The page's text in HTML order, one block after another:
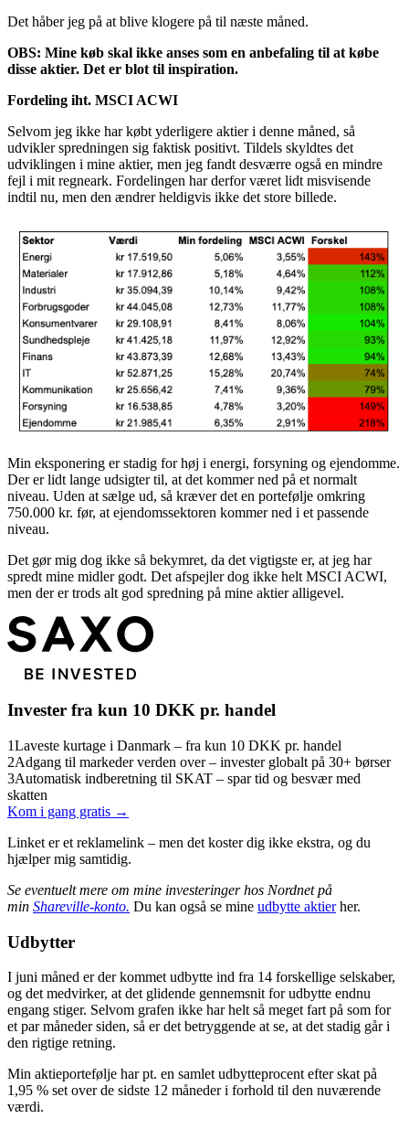
Det håber jeg på at blive klogere på til næste måned.
OBS: Mine køb skal ikke anses som en anbefaling til at købe
disse aktier. Det er blot til inspiration.
Fordeling iht. MSCI ACWI
Selvom jeg ikke har købt yderligere aktier i denne måned, så
udvikler spredningen sig faktisk positivt. Tildels skyldtes det
udviklingen i mine aktier, men jeg fandt desværre også en mindre
fejl i mit regneark. Fordelingen har derfor været lidt misvisende
indtil nu, men den ændrer heldigvis ikke det store billede.
Min eksponering er stadig for høj i energi, forsyning og ejendomme.
Der er lidt lange udsigter til, at det kommer ned på et normalt
niveau. Uden at sælge ud, så kræver det en portefølje omkring
750.000 kr. før, at ejendomssektoren kommer ned i et passende
niveau.
Det gør mig dog ikke så bekymret, da det vigtigste er, at jeg har
spredt mine midler godt. Det afspejler dog ikke helt MSCI ACWI,
men der er trods alt god spredning på mine aktier alligevel.
Invester fra kun 10 DKK pr. handel
1Laveste kurtage i Danmark – fra kun 10 DKK pr. handel
2Adgang til markeder verden over – invester globalt på 30+ børser
3Automatisk indberetning til SKAT – spar tid og besvær med
skatten
Kom i gang gratis →
Linket er et reklamelink – men det koster dig ikke ekstra, og du
hjælper mig samtidig.
Se eventuelt mere om mine investeringer hos Nordnet på
min Shareville-konto. Du kan også se mine udbytte aktierher.
Udbytter
I juni måned er der kommet udbytte ind fra 14 forskellige selskaber,
og det medvirker, at det glidende gennemsnit for udbytte endnu
engang stiger. Selvom grafen ikke har helt så meget fart på som for
et par måneder siden, så er det betryggende at se, at det stadig går i
den rigtige retning.
Min aktieportefølje har pt. en samlet udbytteprocent efter skat på
1,95 % set over de sidste 12 måneder i forhold til den nuværende
værdi.